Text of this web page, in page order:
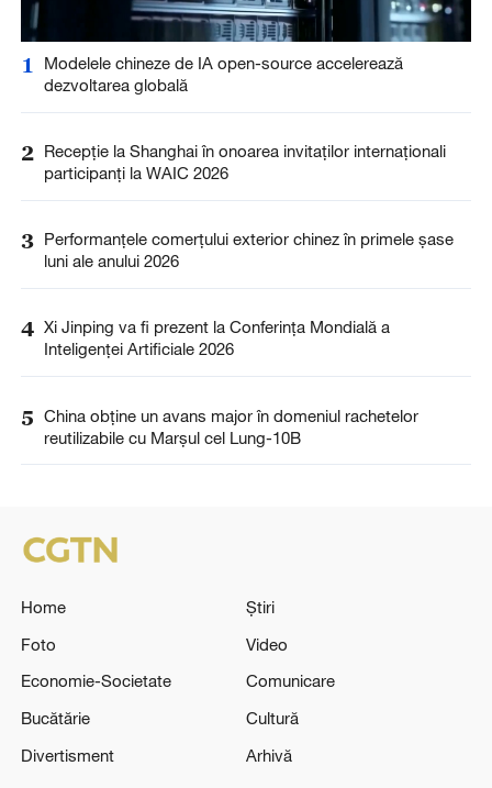
1
Modelele chineze de IA open-source accelerează
dezvoltarea globală
2 Recepție la Shanghai în onoarea invitaților internaționali
participanți la WAIC 2026
3 Performanțele comerțului exterior chinez în primele șase
luni ale anului 2026
4 Xi Jinping va fi prezent la Conferința Mondială a
Inteligenței Artificiale 2026
5 China obține un avans major în domeniul rachetelor
reutilizabile cu Marșul cel Lung-10B
Home
Știri
Foto
Video
Economie-Societate
Comunicare
Bucătărie
Cultură
Divertisment
Arhivă